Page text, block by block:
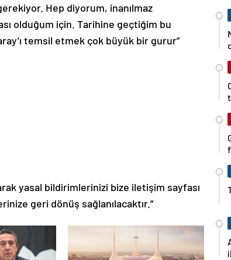
Hep diyorum, inanılmaz
olduğum için. Tarihine geçtiğim bu
temsil etmek çok büyük bir gurur”
yasal bildirimlerinizi bize iletişim sayfası
geri dönüş sağlanılacaktır.”